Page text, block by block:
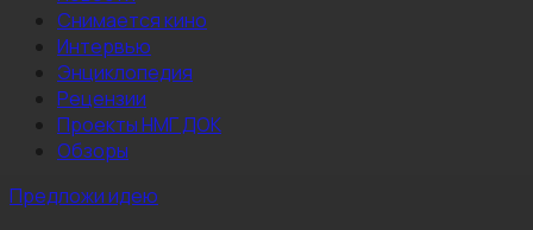
Снимается кино
Интервью
Энциклопедия
Рецензии
Проекты НМГ ДОК
Обзоры
Предложи идею